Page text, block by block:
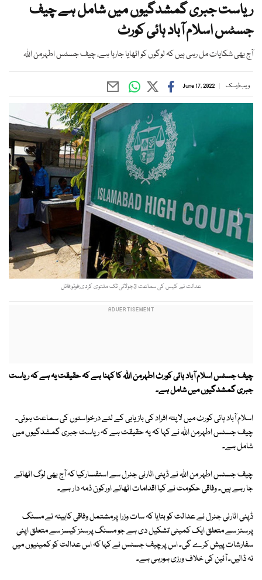
ریاست جبری گمشدگیوں میں شامل ہے چیف
جسٹس اسلام آباد ہائی کورٹ
آج بھی شکایات مل رہی ہیں کہ لوگوں کو اٹھایا جارہا ہے، چیف جسٹس اطہرمن اللہ
ویب ڈیسک June 17, 2022
عدالت نے کیس کی سماعت 3جولائی تک ملتوی کردی:فوٹو:فائل
چیف جسٹس اسلام آباد ہائی کورٹ اطہرمن اللہ کا کہنا ہے کہ حقیقت یہ ہے کہ ریاست
جبری گمشدگیوں میں شامل ہے۔
اسلام آباد ہائی کورٹ میں لاپتہ افراد کی بازیابی کے لئے درخواستوں کی سماعت ہوئی۔
چیف جسٹس اطہرمن اللہ نے کہا کہ یہ حقیقت ہے کہ ریاست جبری گمشدگیوں میں
شامل ہے۔
چیف جسٹس اطہر من اللہ نے ڈپٹی اٹارنی جنرل سے استفسارکیا کہ آج بھی لوگ اٹھائے
جا رہے ہیں۔ وفاقی حکومت نے کیا اقدامات اٹھائے اورکون ذمہ دار ہے۔
ڈپٹی اٹارنی جنرل نے عدالت کو بتایا کہ سات وزرا پرمشتمل وفاقی کابینہ نے مسنگ
پرسنز سے متعلق ایک کمیٹی تشکیل دی ہے جو مسنگ پرسنز کیسز سے متعلق اپنی
سفارشات پیش کرے گی۔ اس پرچیف جسٹس نے کہا کہ اس عدالت کو کمیٹیوں میں
نہ ڈالیں۔ آئین کی خلاف ورزی ہورہی ہے۔